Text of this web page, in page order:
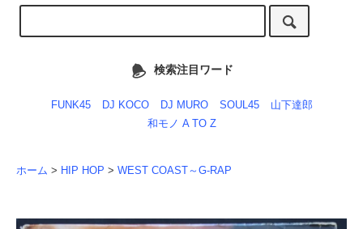
検索注目ワード
FUNK45 DJ KOCO DJ MURO SOUL45
山下達郎
和モノ A TO Z
ホーム > HIP HOP > WEST COAST～G-RAP